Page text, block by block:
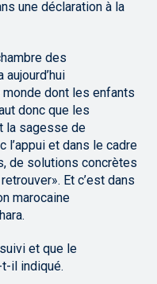
une déclaration à la
des
dont les enfants
donc que les
la sagesse de
l’appui et dans le cadre
de solutions concrètes
Et c’est dans
marocaine
et que le
il indiqué.